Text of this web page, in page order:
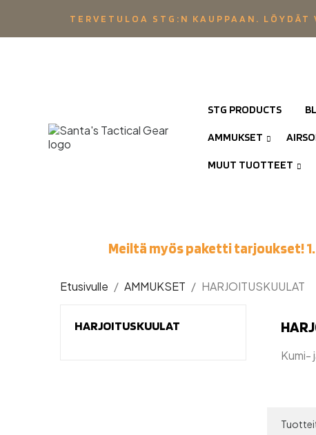
TERVETULOA STG:N KAUPPAAN.
STG PRODUCTS
AMMUKSET
MUUT TUOTTEET
Meiltä myös paketti tarjoukset!
Etusivulle AMMUKSET HARJOITUSKUULAT
HARJOITUSKUULAT
Kumi-